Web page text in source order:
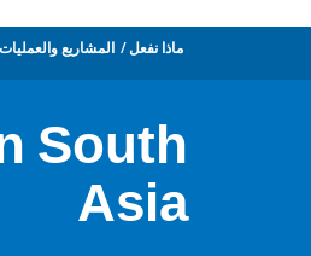
ماذا نفعل المشاريع والعمليات
South
Asia